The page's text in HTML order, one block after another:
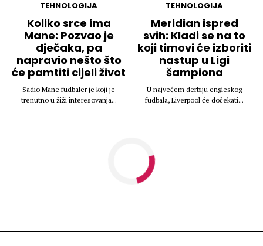
TEHNOLOGIJA
Koliko srce ima
Mane: Pozvao je
dječaka, pa
napravio nešto što
će pamtiti cijeli život
Sadio Mane fudbaler je koji je
trenutno u žiži interesovanja...
TEHNOLOGIJA
Meridian ispred
svih: Kladi se na to
koji timovi će izboriti
nastup u Ligi
šampiona
U najvećem derbiju engleskog
fudbala, Liverpool će dočekati...